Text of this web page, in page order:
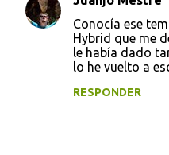
Conocía ese
Hybrid que me
le había dado
lo he vuelto a
RESPONDER